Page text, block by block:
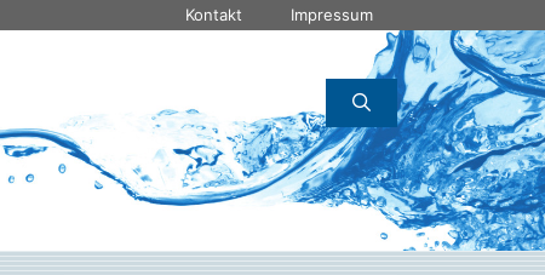
Kontakt Impressum